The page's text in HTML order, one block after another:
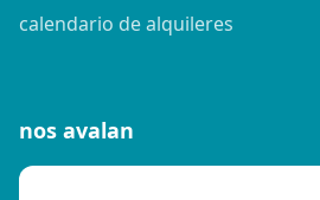
calendario de alquileres
nos avalan